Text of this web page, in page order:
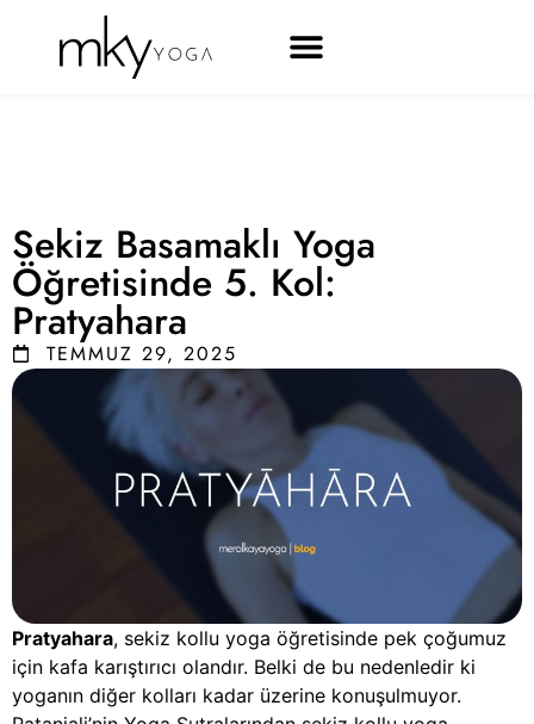
Sekiz Basamaklı Yoga
Öğretisinde 5. Kol:
Pratyahara
TEMMUZ 29, 2025
Pratyahara, sekiz kollu yoga öğretisinde pek çoğumuz
için kafa karıştırıcı olandır. Belki de bu nedenledir ki
yoganın diğer kolları kadar üzerine konuşulmuyor.